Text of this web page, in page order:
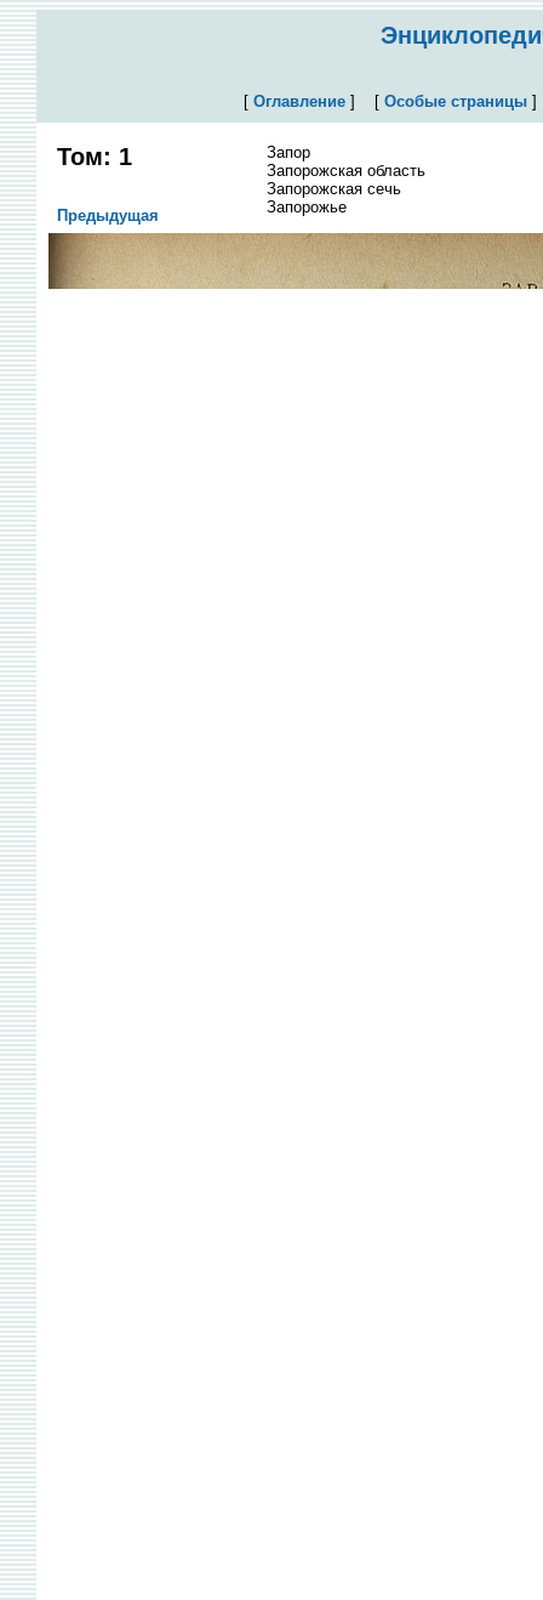
[ Оглавление] [ Особые страницы
Том: 1
Запор
Запорожская область
Запорожская сечь
Запорожье
Предыдущая